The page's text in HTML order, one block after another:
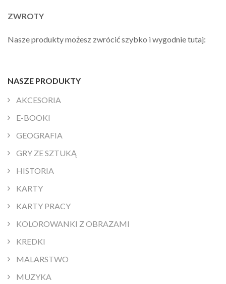
ZWROTY
Nasze produkty możesz zwrócić szybko i wygodnie tutaj:
NASZE PRODUKTY
AKCESORIA
E-BOOKI
GEOGRAFIA
GRY ZE SZTUKĄ
HISTORIA
KARTY
KARTY PRACY
KOLOROWANKI Z OBRAZAMI
KREDKI
MALARSTWO
MUZYKA